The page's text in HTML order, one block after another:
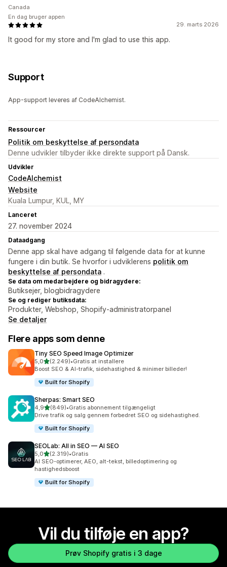
29. marts 2026
It good for my store and I'm glad to use this app.
Canada
En dag bruger appen
Support
App-support leveres af CodeAlchemist.
Ressourcer
Politik om beskyttelse af persondata
Denne udvikler tilbyder ikke direkte support på Dansk.
Udvikler
CodeAlchemist
Website
Kuala Lumpur, KUL, MY
Lanceret
27. november 2024
Dataadgang
Denne app skal have adgang til følgende data for at kunne
fungere i din butik. Se hvorfor i udviklerens politik om
beskyttelse af persondata .
Se data om medarbejdere og bidragydere:
Butiksejer, blogbidragydere
Se og rediger butiksdata:
Produkter, Webshop, Shopify-administratorpanel
Se detaljer
Flere apps som denne
Tiny SEO Speed Image Optimizer
5,0ud af 5 stjerner
(2.249)
2249 anmeldelser i alt
•Gratis at installere
Boost SEO & AI-trafik, sidehastighed & minimer billeder!
Built for Shopify
Sherpas: Smart SEO
4,9ud af 5 stjerner
(849)
849 anmeldelser i alt
•Gratis abonnement tilgængeligt
Drive trafik og salg gennem forbedret SEO og sidehastighed.
Built for Shopify
SEOLab: All in SEO — AI SEO
5,0ud af 5 stjerner
(2.319)
2319 anmeldelser i alt
•Gratis
AI SEO-optimerer, AEO, alt-tekst, billedoptimering og
hastighedsboost
Built for Shopify
Vil du tilføje en app?
Prøv Shopify gratis i 3 dage